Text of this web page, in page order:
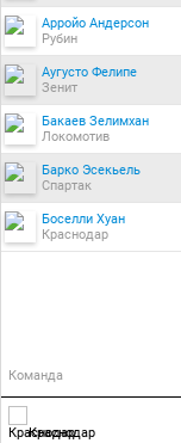
Арройо Андерсон
Рубин
Аугусто Фелипе
Зенит
Бакаев Зелимхан
Локомотив
Барко Эсекьель
Спартак
Боселли Хуан
Краснодар
Команда
Краснодар